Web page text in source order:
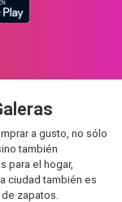
a gusto, no sólo
también
para el hogar,
ciudad también es
zapatos.